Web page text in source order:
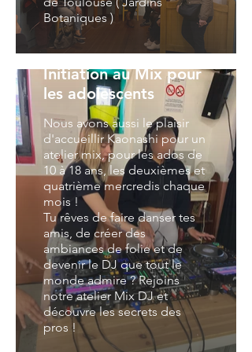
Botaniques )
Initiation au Mix pour
les adolescents
Nous avons aussi le plaisir
d'accueillir Kaonashi pour un
atelier mix, pour les ados de
10 à 18 ans, les deuxièmes et
quatrième mercredis chaque
mois !
Tu rêves de faire danser tes
amis, de créer des
ambiances de folie et de
devenir le DJ que tout le
monde admire ? Rejoins
notre atelier Mix DJ et
découvre les secrets des
pros !